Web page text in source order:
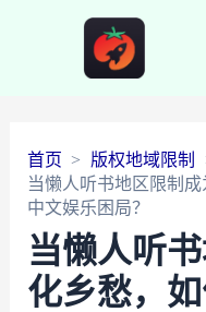
首页
版权地域限制
当懒人听书地区限制
中文娱乐困局？
当懒人听
化乡愁，